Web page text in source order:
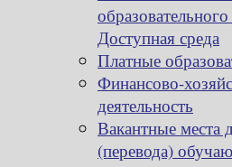
Доступная среда
Платные
Финансово-
деятельность
Вакантные места
(перевода)